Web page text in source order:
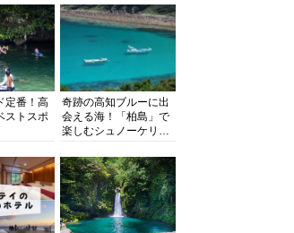
紹介
定番！高
ストスポ
奇跡の高知ブルーに出
会える海！「柏島」で
楽しむシュノーケリン
浴にキャンプまで透明
度抜群の海の楽園を徹
底紹介